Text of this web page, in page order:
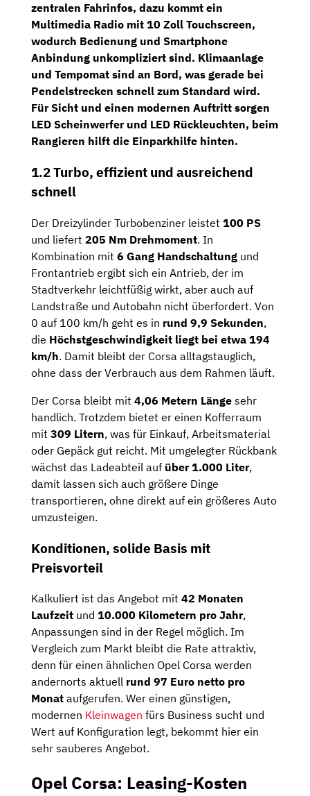
zentralen Fahrinfos, dazu kommt ein
Multimedia Radio mit 10 Zoll Touchscreen,
wodurch Bedienung und Smartphone
Anbindung unkompliziert sind. Klimaanlage
und Tempomat sind an Bord, was gerade bei
Pendelstrecken schnell zum Standard wird.
Für Sicht und einen modernen Auftritt sorgen
LED Scheinwerfer und LED Rückleuchten, beim
Rangieren hilft die Einparkhilfe hinten.
1.2 Turbo, effizient und ausreichend
schnell
Der Dreizylinder Turbobenziner leistet 100 PS
und liefert 205 Nm Drehmoment. In
Kombination mit 6 Gang Handschaltung und
Frontantrieb ergibt sich ein Antrieb, der im
Stadtverkehr leichtfüßig wirkt, aber auch auf
Landstraße und Autobahn nicht überfordert. Von
0 auf 100 km/h geht es in rund 9,9 Sekunden,
die Höchstgeschwindigkeit liegt bei etwa 194
km/h. Damit bleibt der Corsa alltagstauglich,
ohne dass der Verbrauch aus dem Rahmen läuft.
Der Corsa bleibt mit 4,06 Metern Länge sehr
handlich. Trotzdem bietet er einen Kofferraum
mit 309 Litern, was für Einkauf, Arbeitsmaterial
oder Gepäck gut reicht. Mit umgelegter Rückbank
wächst das Ladeabteil auf über 1.000 Liter,
damit lassen sich auch größere Dinge
transportieren, ohne direkt auf ein größeres Auto
umzusteigen.
Konditionen, solide Basis mit
Preisvorteil
Kalkuliert ist das Angebot mit 42 Monaten
Laufzeit und 10.000 Kilometern pro Jahr,
Anpassungen sind in der Regel möglich. Im
Vergleich zum Markt bleibt die Rate attraktiv,
denn für einen ähnlichen Opel Corsa werden
andernorts aktuell rund 97 Euro netto pro
Monat aufgerufen. Wer einen günstigen,
modernen Kleinwagen fürs Business sucht und
Wert auf Konfiguration legt, bekommt hier ein
sehr sauberes Angebot.
Opel Corsa: Leasing-Kosten